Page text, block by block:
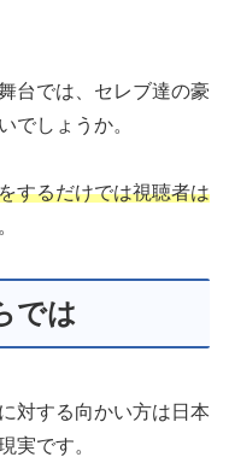
台では、セレブ達の豪
でしょうか。
するだけでは視聴者は
では
対する向かい方は日本
実です。